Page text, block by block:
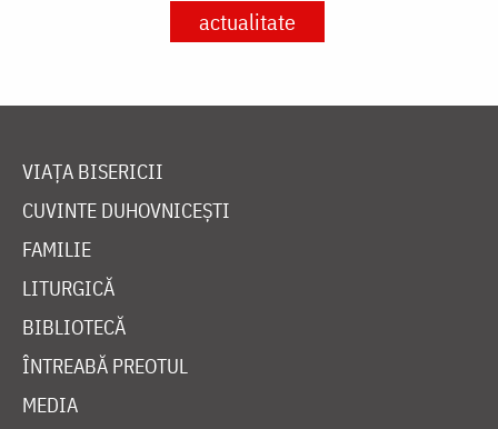
actualitate
VIAȚA BISERICII
CUVINTE DUHOVNICEȘTI
FAMILIE
LITURGICĂ
BIBLIOTECĂ
ÎNTREABĂ PREOTUL
MEDIA